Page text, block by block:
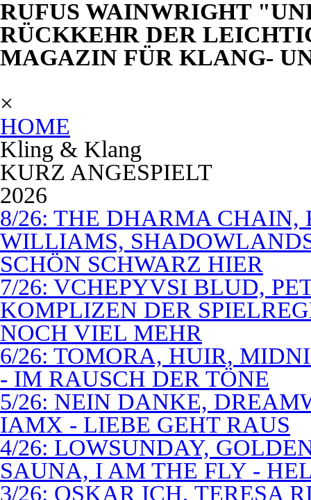
RUFUS WAINWRIGHT
RÜCKKEHR DER
MAGAZIN FÜR KLANG-
×
HOME
Kling & Klang
KURZ ANGESPIELT
2026
8/26: THE DHARMA CHAIN,
WILLIAMS,
SCHÖN SCHWARZ HIER
7/26: VCHEPYVSI BLUD,
KOMPLIZEN DER
NOCH VIEL MEHR
6/26: TOMORA, HUIR,
- IM RAUSCH DER TÖNE
5/26: NEIN DANKE,
IAMX - LIEBE GEHT RAUS
4/26: LOWSUNDAY,
SAUNA, I AM THE FLY -
3/26: OSKAR ICH, TERESA